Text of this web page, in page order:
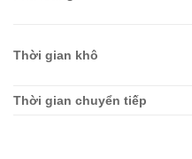
Thời gian khô
Thời gian chuyển tiếp